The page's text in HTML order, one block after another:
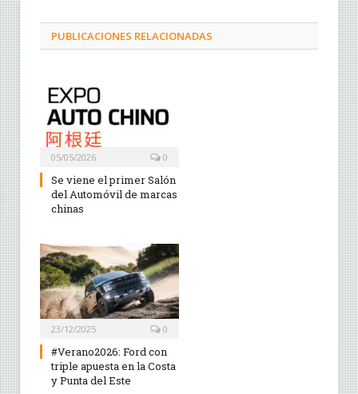
PUBLICACIONES RELACIONADAS
05/05/2026 0
Se viene el primer Salón
del Automóvil de marcas
chinas
23/12/2025 0
#Verano2026: Ford con
triple apuesta en la Costa
y Punta del Este